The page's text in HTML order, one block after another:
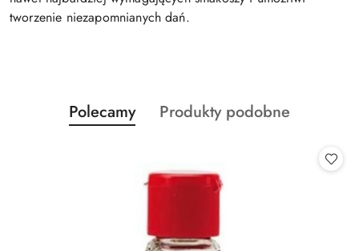
tworzenie niezapomnianych dań.
Pomiń karuzelę produktów
Produkty
o
Polecamy
Produkty
Produkty podobne